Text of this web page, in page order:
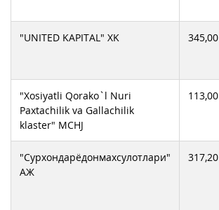
"UNITED KAPITAL" XK 345,00
"Xosiyatli Qorako`l Nuri
Paxtachilik va Gallachilik
klaster" MCHJ
113,00
"Сурхондарёдонмахсулотлари"
АЖ
317,20